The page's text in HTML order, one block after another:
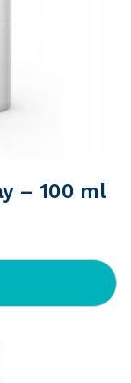
– 100 ml